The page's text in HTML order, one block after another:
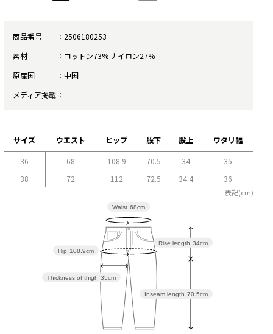
商品番号
2506180253
素材
コットン73% ナイロン27%
原産国
中国
メディア掲載
サイズ ウエスト ヒップ 股下 股上 ワタリ幅
36 68 108.9 70.5 34
35
38
72 112 72.5 34.4 36
表記(cm)
Inseam length 70.5cm
Rise length 34cm
Thickness of thigh 35cm
Hip 108.9cm
Waist 68cm